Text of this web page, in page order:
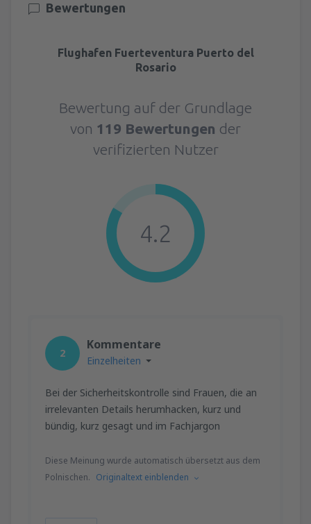
Bewertungen
Flughafen Fuerteventura Puerto del
Rosario
Bewertung auf der Grundlage
von 119 Bewertungen der
verifizierten Nutzer
4.2
2
Kommentare
Einzelheiten
Bei der Sicherheitskontrolle sind Frauen, die an
irrelevanten Details herumhacken, kurz und
bündig, kurz gesagt und im Fachjargon
Diese Meinung wurde automatisch übersetzt aus dem
Polnischen. Originaltext einblenden